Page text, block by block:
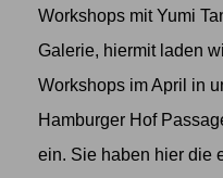
Workshops mit Yumi
Galerie, hiermit laden
Workshops im April in
Hamburger Hof
ein. Sie haben hier die